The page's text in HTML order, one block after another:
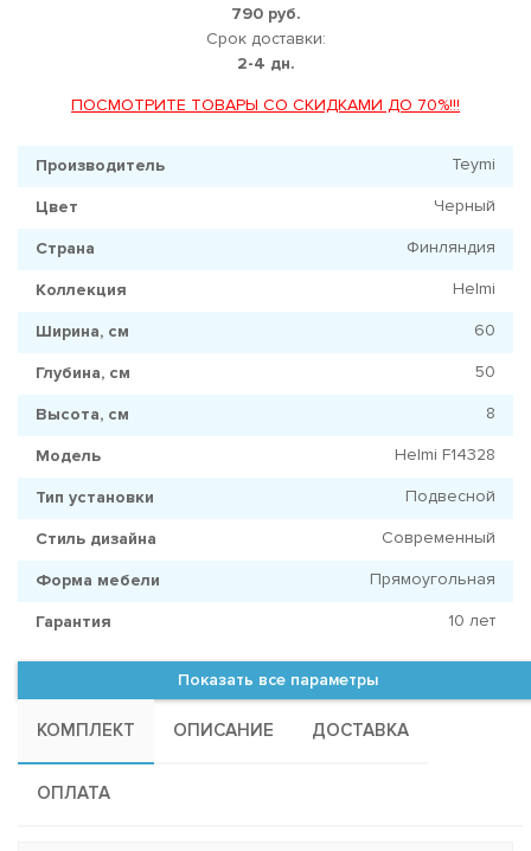
790 руб.
Срок доставки:
2-4 дн.
ПОСМОТРИТЕ ТОВАРЫ СО СКИДКАМИ ДО 70%!!!
Производитель Teymi
Цвет Черный
Страна Финляндия
Коллекция Helmi
Ширина, см 60
Глубина, см 50
Высота, см 8
Модель Helmi F14328
Тип установки Подвесной
Стиль дизайна Современный
Форма мебели Прямоугольная
Гарантия 10 лет
Показать все параметры
КОМПЛЕКТ ОПИСАНИЕ ДОСТАВКА
ОПЛАТА